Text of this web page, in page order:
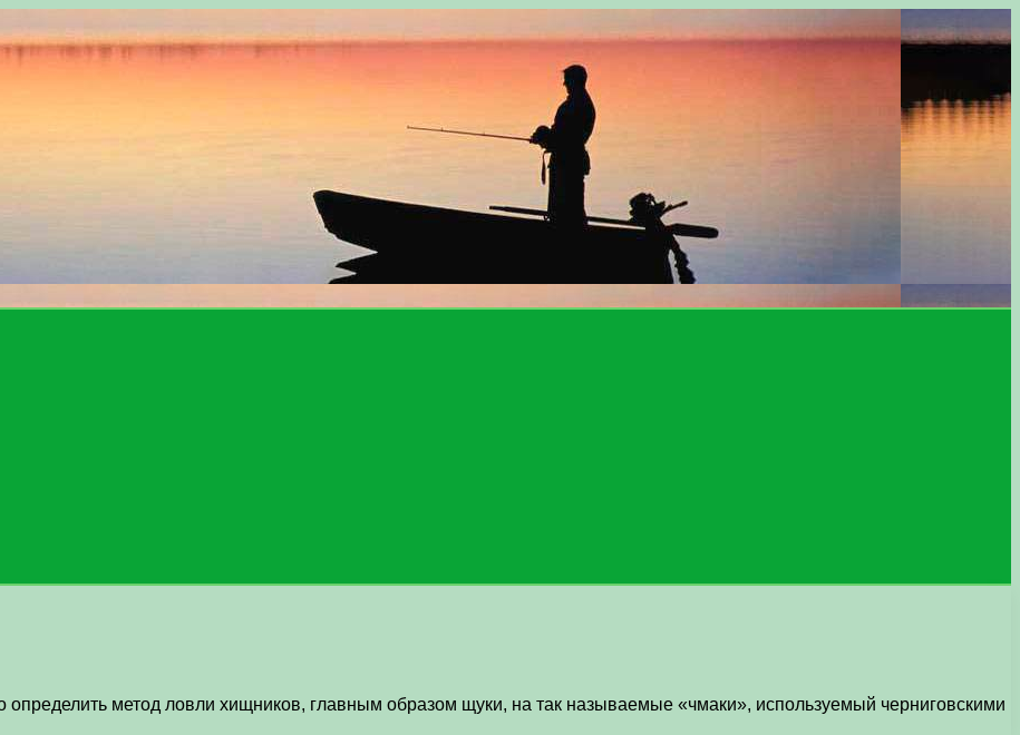
метод ловли хищников, главным образом щуки, на так называемые «чмаки», используемый черниговскими